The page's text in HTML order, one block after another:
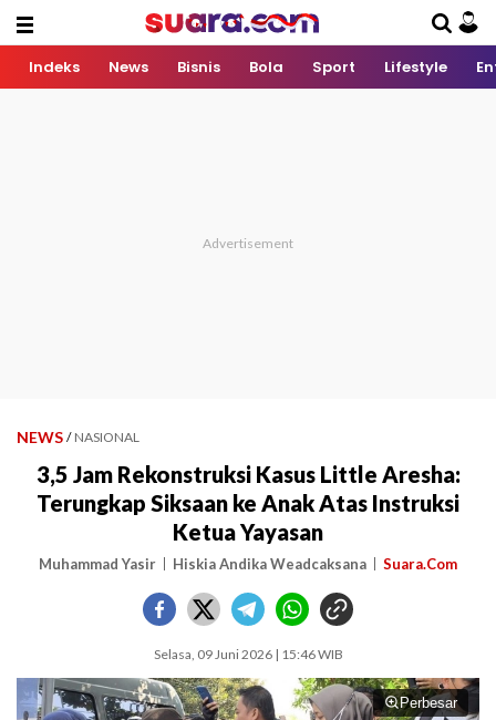
Indeks News Bisnis Bola Sport Lifestyle
NEWS / NASIONAL
3,5 Jam Rekonstruksi Kasus Little Aresha:
Terungkap Siksaan ke Anak Atas Instruksi
Ketua Yayasan
Muhammad Yasir Hiskia Andika Weadcaksana Suara.Com
Selasa, 09 Juni 2026 | 15:46 WIB
Perbesar